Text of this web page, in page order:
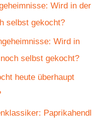
Wird in der
selbst gekocht?
Wird in
selbst gekocht?
heute überhaupt
Paprikahendl